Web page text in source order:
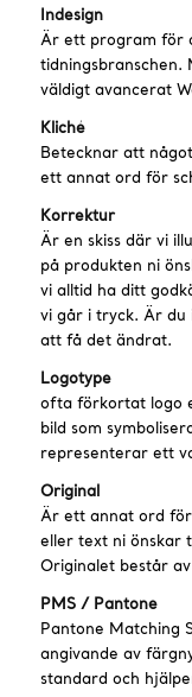
Indesign
Är ett program för
tidningsbranschen.
väldigt avancerat
Kliché
Betecknar att
ett annat ord för
Korrektur
Är en skiss där vi
på produkten ni
vi alltid ha ditt
vi går i tryck. Är du
att få det ändrat.
Logotype
ofta förkortat logo
bild som
representerar ett
Original
Är ett annat ord
eller text ni önskar
Originalet består
PMS / Pantone
Pantone Matching
angivande av
standard och